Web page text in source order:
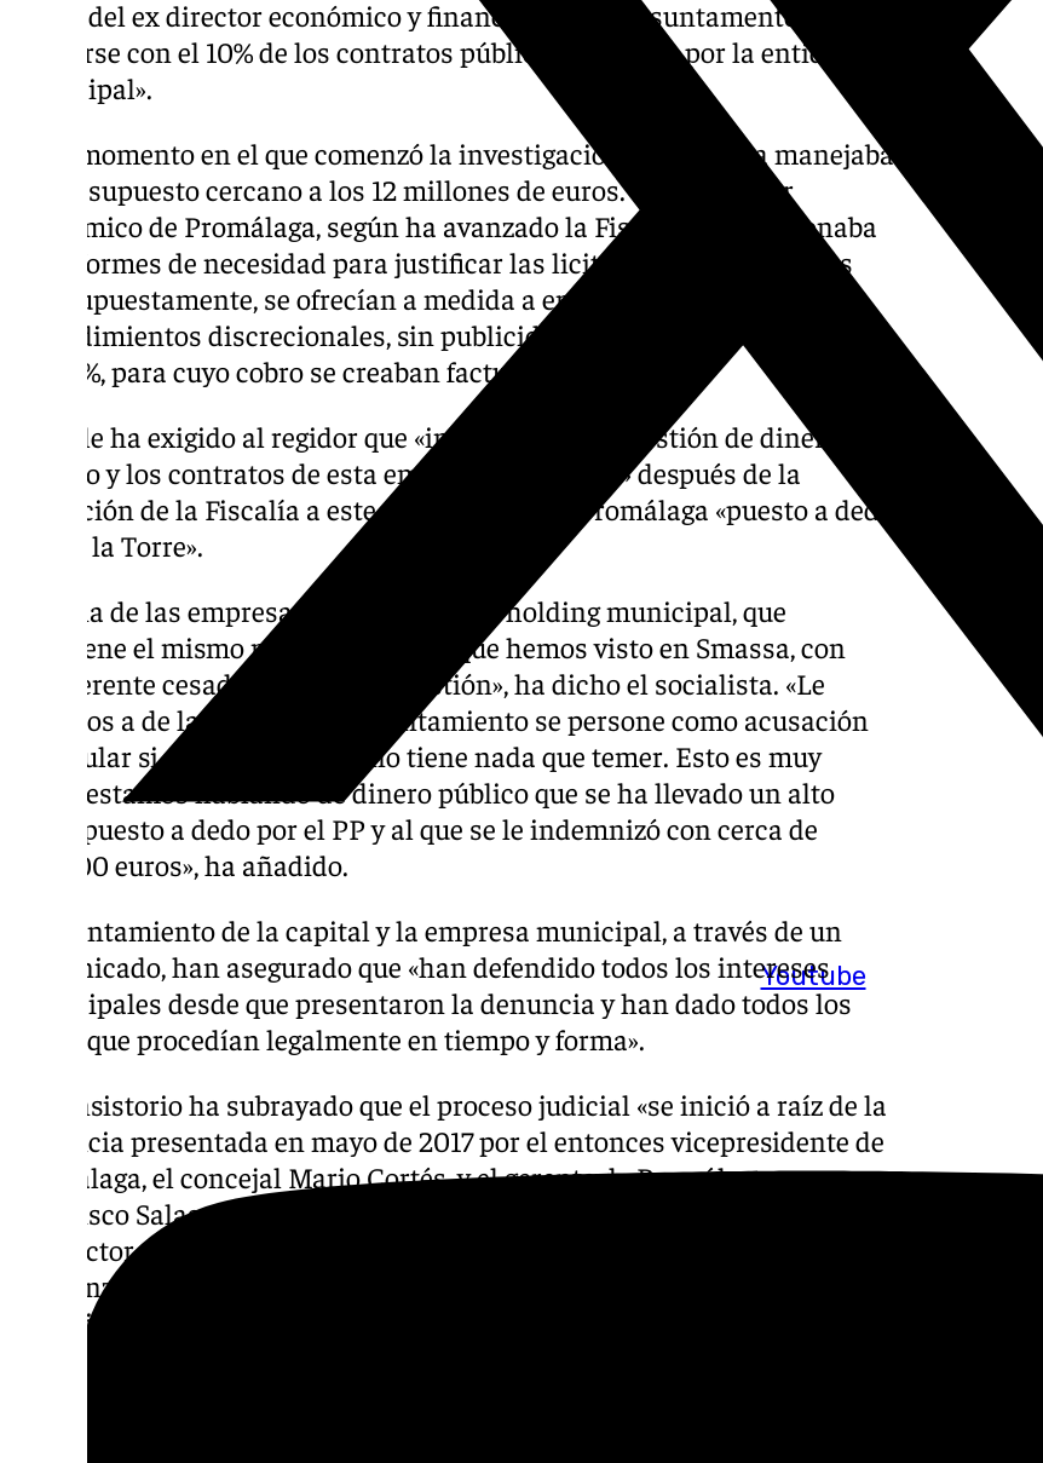
Youtube
y cese del ex director económico y financiera por, presuntamente,
quedarse con el 10% de los contratos públicos firmados por la entidad
municipal».
En el momento en el que comenzó la investigación, la empresa manejaba
un presupuesto cercano a los 12 millones de euros. El ex director
económico de Promálaga, según ha avanzado la Fiscalía, confeccionaba
los informes de necesidad para justificar las licitaciones de contratos
que, supuestamente, se ofrecían a medida a empresas privadas en
procedimientos discrecionales, sin publicidad, a cambio de la comisión
del 10%, para cuyo cobro se creaban facturas falsas.
Pérez le ha exigido al regidor que «informe sobre la gestión de dinero
público y los contratos de esta empresa municipal» después de la
acusación de la Fiscalía a este ex alto cargo de Promálaga «puesto a dedo
por de la Torre».
«Es una de las empresas más opacas del holding municipal, que
mantiene el mismo modus operandi que hemos visto en Smassa, con
otro gerente cesado por su mala gestión», ha dicho el socialista. «Le
pedimos a de la Torre que el Ayuntamiento se persone como acusación
particular si es que el alcalde no tiene nada que temer. Esto es muy
grave, estamos hablando de dinero público que se ha llevado un alto
cargo puesto a dedo por el PP y al que se le indemnizó con cerca de
180.000 euros», ha añadido.
El Ayuntamiento de la capital y la empresa municipal, a través de un
comunicado, han asegurado que «han defendido todos los intereses
municipales desde que presentaron la denuncia y han dado todos los
pasos que procedían legalmente en tiempo y forma».
El Consistorio ha subrayado que el proceso judicial «se inició a raíz de la
denuncia presentada en mayo de 2017 por el entonces vicepresidente de
Promálaga, el concejal Mario Cortés, y el gerente de Promálaga,
Francisco Salas» y ha recordado que «el despido disciplinario del
exdirector económico-financiero, por quebranto de la buena fe y abuso de
confianza, se produjo en septiembre de 2019, una vez concluida la
investigación de la Policía Nacional e iniciado un procedimiento penal